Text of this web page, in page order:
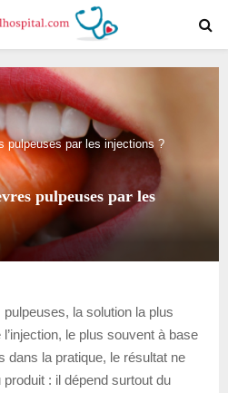
pulpeuses par les injections ?
pulpeuses par les
la solution la plus
le plus souvent à base
dans la pratique, le résultat ne
: il dépend surtout du